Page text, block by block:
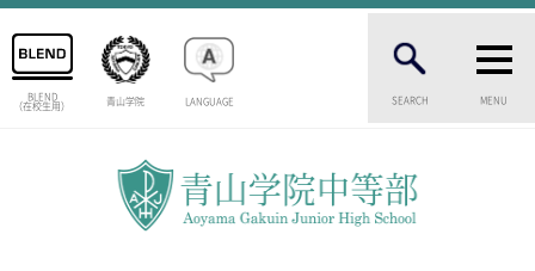
BLEND
（在校生用） 青山学院 LANGUAGE SEARCH MENU